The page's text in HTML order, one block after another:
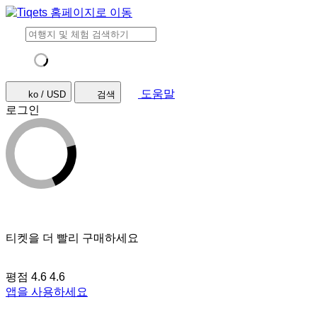
ko / USD 검색
도움말
로그인
티켓을 더 빨리 구매하세요
평점 4.6 4.6
앱을 사용하세요